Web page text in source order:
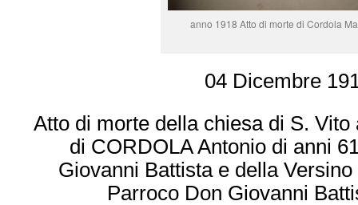
anno 1918 Atto di morte di Cordola
04 Dicembre
Atto di morte della chiesa di S. Vito
di CORDOLA Antonio di anni
Giovanni Battista e della
Parroco Don Giovanni